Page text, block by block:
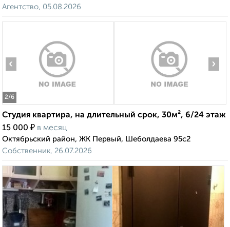
Агентство, 05.08.2026
2/6
‹ ›
Студия квартира, на длительный срок, 30м², 6/24 этаж
15 000 ₽ в месяц
Октябрьский район, ЖК Первый, Шеболдаева 95с2
Собственник, 26.07.2026